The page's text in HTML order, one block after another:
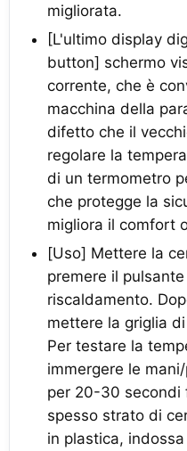
migliorata.
[L'ultimo display
button] schermo
corrente, che è
macchina della
difetto che il
regolare la
di un termometro
che protegge la
migliora il comfort
[Uso] Mettere la
premere il
riscaldamento.
mettere la griglia
Per testare la
immergere le
per 20-30 secondi
spesso strato di
in plastica,